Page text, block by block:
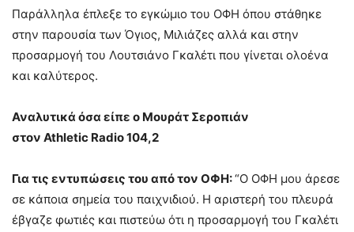
Παράλληλα έπλεξε το εγκώμιο του ΟΦΗ όπου στάθηκε
στην παρουσία των Όγιος, Μιλιάζες αλλά και στην
προσαρμογή του Λουτσιάνο Γκαλέτι που γίνεται ολοένα
και καλύτερος.
Αναλυτικά όσα είπε ο Μουράτ Σεροπιάν
στον Athletic Radio 104,2
Για τις εντυπώσεις του από τον ΟΦΗ:“Ο ΟΦΗ μου άρεσε
σε κάποια σημεία του παιχνιδιού. Η αριστερή του πλευρά
έβγαζε φωτιές και πιστεύω ότι η προσαρμογή του Γκαλέτι